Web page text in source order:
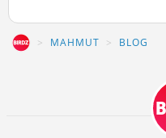
MAHMUT BLOG